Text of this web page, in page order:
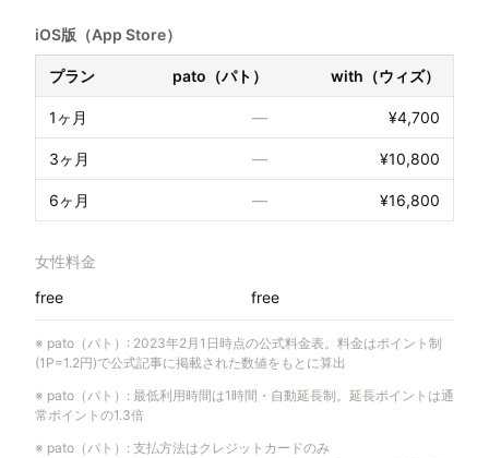
iOS版（App Store）
プラン pato（パト） with（ウィズ）
1ヶ月 — ¥4,700
3ヶ月 — ¥10,800
6ヶ月 — ¥16,800
女性料金
free
free
※ pato（パト） : 2023年2月1日時点の公式料金表。料金はポイント制
(1P=1.2円)で公式記事に掲載された数値をもとに算出
※ pato（パト） : 最低利用時間は1時間・自動延長制。延長ポイントは通
常ポイントの1.3倍
※ pato（パト） : 支払方法はクレジットカードのみ